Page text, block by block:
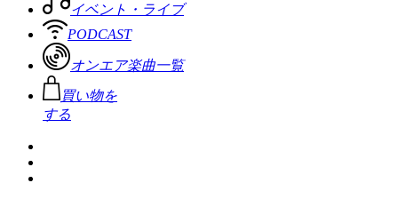
イベント・ライブ
PODCAST
オンエア楽曲一覧
買い物を
する